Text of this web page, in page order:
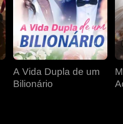
A Vida Dupla de um
Bilionário